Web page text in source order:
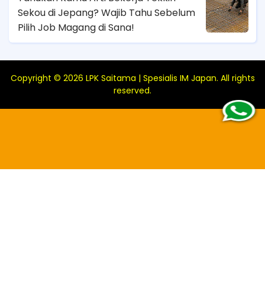
Sekou di Jepang? Wajib Tahu Sebelum
Pilih Job Magang di Sana!
Copyright © 2026 LPK Saitama | Spesialis IM Japan. All rights
reserved.